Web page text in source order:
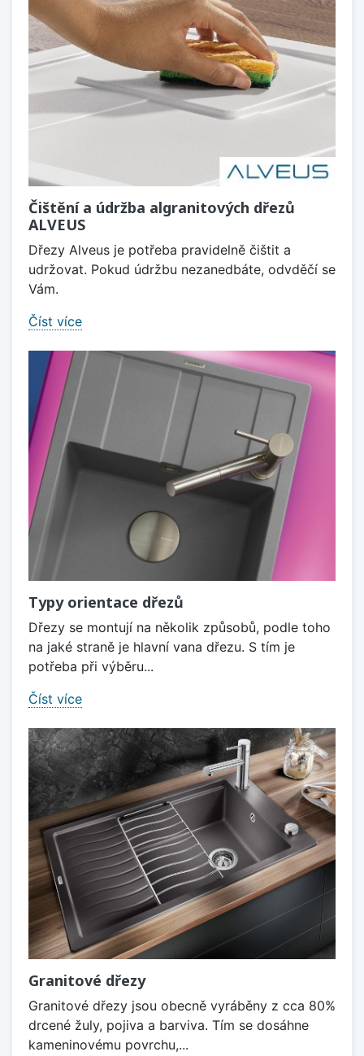
Čištění a údržba algranitových dřezů
ALVEUS
Dřezy Alveus je potřeba pravidelně čištit a
udržovat. Pokud údržbu nezanedbáte, odvděčí se
Vám.
Číst více
Typy orientace dřezů
Dřezy se montují na několik způsobů, podle toho
na jaké straně je hlavní vana dřezu. S tím je
potřeba při výběru...
Číst více
Granitové dřezy
Granitové dřezy jsou obecně vyráběny z cca 80%
drcené žuly, pojiva a barviva. Tím se dosáhne
kameninovému povrchu,...